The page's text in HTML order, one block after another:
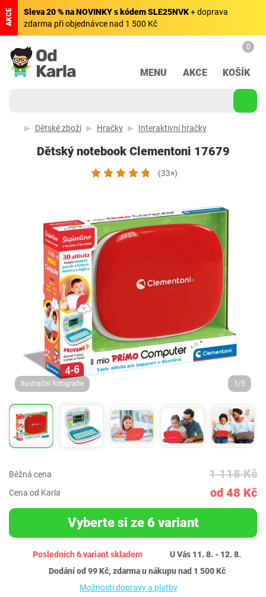
AKCE Sleva 20 % na NOVINKY s kódem SLE25NVK+ doprava
zdarma při objednávce nad 1 500 Kč
MENU AKCE
0
KOŠÍK
Dětské zboží Hračky Interaktivní hračky
Dětský notebook Clementoni 17679
(33×)
Ilustrační fotografie 1/5
Běžná cena 1 118 Kč
Cena od Karla od 48 Kč
Vyberte si ze 6 variant
Posledních 6 variant skladem
U Vás 11. 8. - 12. 8.
Dodání od 99 Kč, zdarma u nákupu nad 1 500 Kč
Možnosti dopravy a platby